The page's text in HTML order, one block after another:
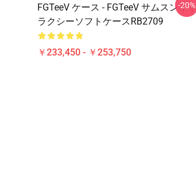
FGTeeV ケース - FGTeeV サムスンギャ
ラクシーソフトケースRB2709
￥233,450 - ￥253,750
-20%